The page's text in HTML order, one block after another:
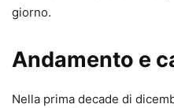
giorno.
Andamento e
Nella prima decade di